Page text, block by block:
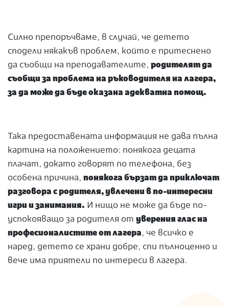
Силно препоръчваме, в случай, че детето
сподели някакъв проблем, който е притеснено
да съобщи на преподавателите, родителят да
съобщи за проблема на ръководителя на лагера,
за да може да бъде оказана адекватна помощ.
Така предоставената информация не дава пълна
картина на положението: понякога децата
плачат, докато говорят по телефона, без
особена причина, понякога бързат да приключат
разговора с родителя, увлечени в по-интересни
игри и занимания. И нищо не може да бъде по-
успокояващо за родителя от уверения глас на
професионалистите от лагера, че всичко е
наред, детето се храни добре, спи пълноценно и
вече има приятели по интереси в лагера.